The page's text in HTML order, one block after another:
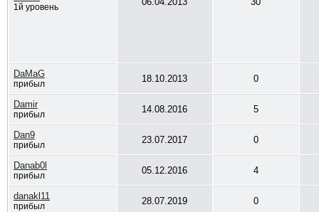
1й уровень
DaMaG
прибыл 18.10.2013 0
Damir
прибыл 14.08.2016 5
Dan9
прибыл 23.07.2017 0
Danab0l
прибыл 05.12.2016 4
danakl11
прибыл 28.07.2019 0